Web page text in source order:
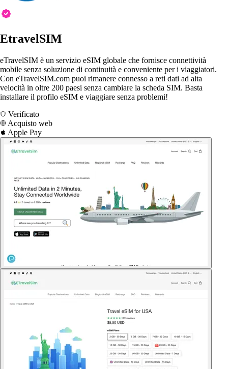
EtravelSIM
eTravelSIM è un servizio eSIM globale che fornisce connettività
mobile senza soluzione di continuità e conveniente per i viaggiatori.
Con eTravelSIM.com puoi rimanere connesso a reti dati ad alta
velocità in oltre 200 paesi senza cambiare la scheda SIM. Basta
installare il profilo eSIM e viaggiare senza problemi!
Verificato
Acquisto web
Apple Pay